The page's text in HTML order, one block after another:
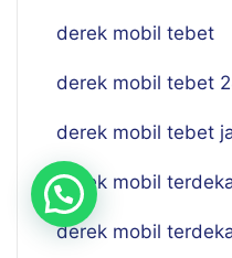
derek mobil tebet
derek mobil tebet
derek mobil tebet
derek mobil
derek mobil